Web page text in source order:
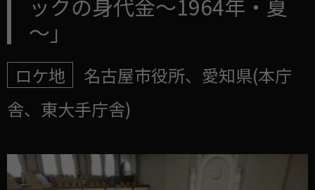
ックの身代金～1964年・夏
～」
ロケ地
名古屋市役所、愛知県(本庁
舎、東大手庁舎)